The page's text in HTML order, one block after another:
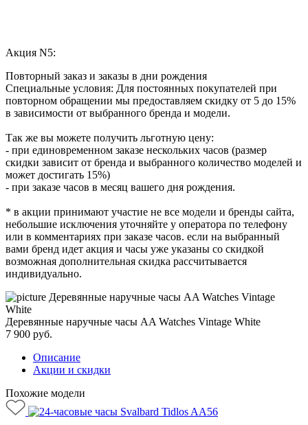
Акция N5:
Повторный заказ и заказы в дни рождения
Специальные условия: Для постоянных покупателей при
повторном обращении мы предоставляем скидку от 5 до 15%
в зависимости от выбранного бренда и модели.
Так же вы можете получить льготную цену:
- при единовременном заказе нескольких часов (размер
скидки зависит от бренда и выбранного количество моделей и
может достигать 15%)
- при заказе часов в месяц вашего дня рождения.
* в акции принимают участие не все модели и бренды сайта,
небольшие исключения уточняйте у оператора по телефону
или в комментариях при заказе часов. если на выбранный
вами бренд идет акция и часы уже указаны со скидкой
возможная дополнительная скидка рассчитывается
индивидуально.
Деревянные наручные часы AA Watches Vintage White
7 900 руб.
Описание
Акции и скидки
Похожие модели